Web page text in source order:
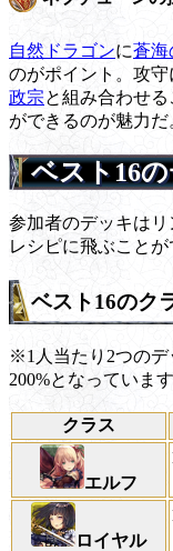
自然ドラゴンに蒼海
のがポイント。攻守
政宗と組み合わせ
ができるのが魅力だ
ベスト16
参加者のデッキは
レシピに飛ぶことが
ベスト16のク
※1人当たり2つのデ
200%となっています
クラス
エルフ
ロイヤル